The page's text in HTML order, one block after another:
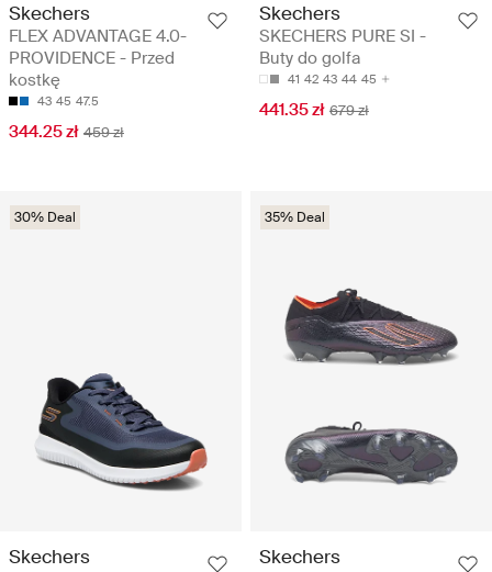
Skechers
FLEX ADVANTAGE 4.0-
PROVIDENCE - Przed
kostkę
43 45 47.5
344.25 zł 459 zł
Skechers
SKECHERS PURE SI -
Buty do golfa
41 42 43 44 45
441.35 zł 679 zł
30% Deal
Skechers
35% Deal
Skechers